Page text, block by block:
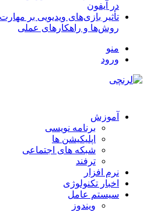
در آیفون
تأثیر بازی‌های ویدیویی بر
روش‌ها و راهکارهای عملی
منو
ورود
آموزش
برنامه نویسی
اپلیکیشن ها
شبکه های اجتماعی
ترفند
نرم افزار
اخبار تکنولوژی
سیستم عامل
ویندوز